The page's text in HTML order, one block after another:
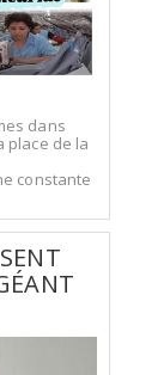
dans
place de la
constante